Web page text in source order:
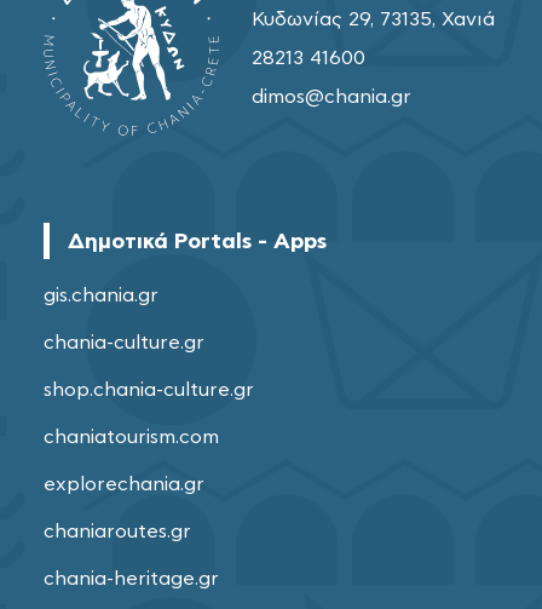
Κυδωνίας 29, 73135, Χανιά
28213 41600
dimos@chania.gr
Δημοτικά Portals - Apps
gis.chania.gr
chania-culture.gr
shop.chania-culture.gr
chaniatourism.com
explorechania.gr
chaniaroutes.gr
chania-heritage.gr